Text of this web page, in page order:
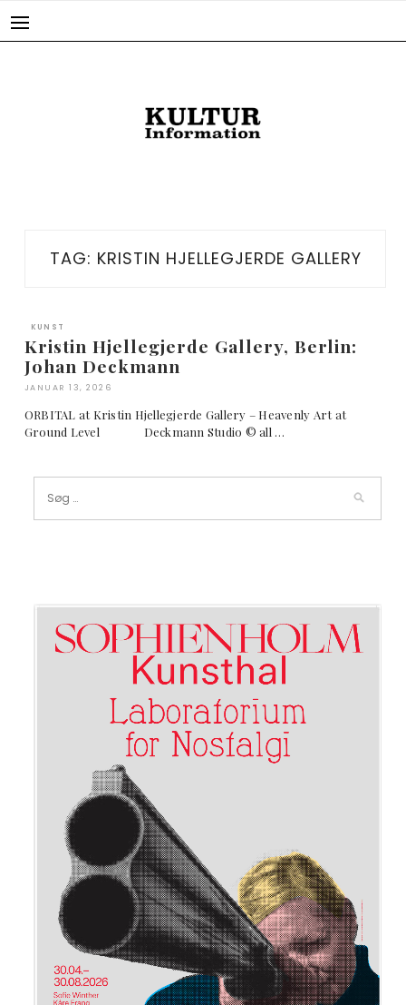
TAG: KRISTIN HJELLEGJERDE GALLERY
KUNST
Kristin Hjellegjerde Gallery, Berlin:
Johan Deckmann
JANUAR 13, 2026
ORBITAL at Kristin Hjellegjerde Gallery – Heavenly Art at
Ground Level Deckmann Studio © all …